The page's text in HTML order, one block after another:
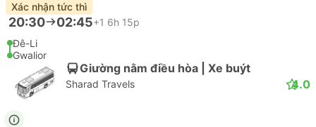
Xác nhận tức thì
20:30 02:45+1 6h 15p
Đê-Li
Gwalior
Giường nằm điều hòa | Xe buýt
Sharad Travels 4.0